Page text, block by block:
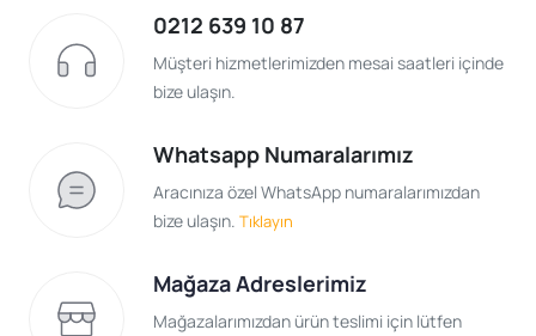
0212 639 10 87
Müşteri hizmetlerimizden mesai saatleri içinde
bize ulaşın.
Whatsapp Numaralarımız
Aracınıza özel WhatsApp numaralarımızdan
bize ulaşın. Tıklayın
Mağaza Adreslerimiz
Mağazalarımızdan ürün teslimi için lütfen